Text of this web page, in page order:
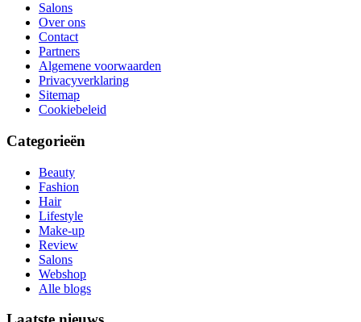
Salons
Over ons
Contact
Partners
Algemene voorwaarden
Privacyverklaring
Sitemap
Cookiebeleid
Categorieën
Beauty
Fashion
Hair
Lifestyle
Make-up
Review
Salons
Webshop
Alle blogs